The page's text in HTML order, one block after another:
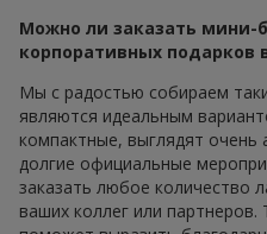
Можно ли заказать мини-
корпоративных подарков
Мы с радостью собираем
являются идеальным
компактные, выглядят очень
долгие официальные
заказать любое количество
ваших коллег или